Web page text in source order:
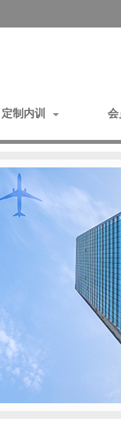
定制内训